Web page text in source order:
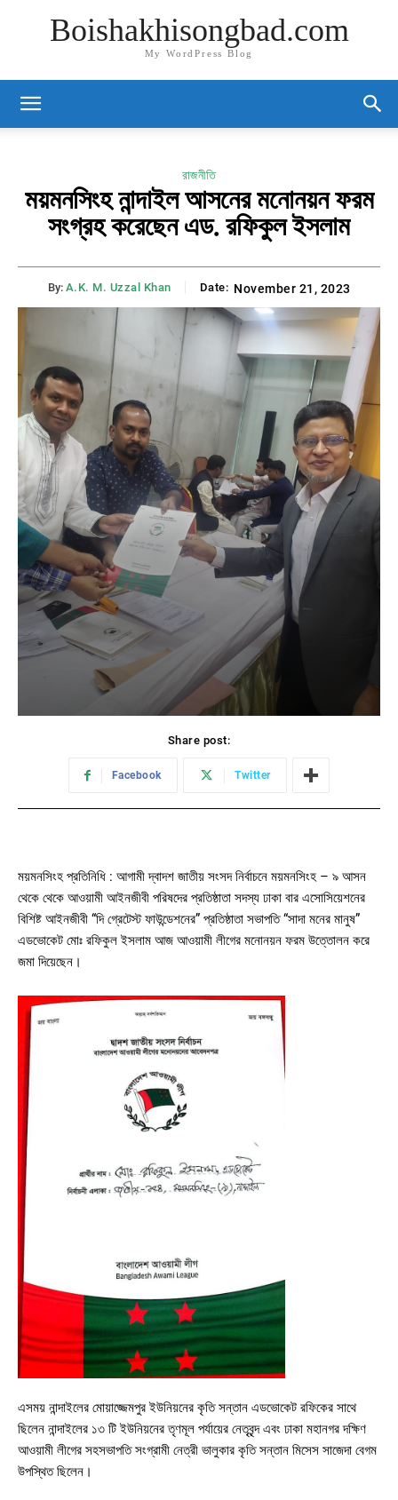
Boishakhisongbad.com
My WordPress Blog
রাজনীতি
ময়মনসিংহ নান্দাইল আসনের মনোনয়ন ফরম
সংগ্রহ করেছেন এড. রফিকুল ইসলাম
By: A.K. M. Uzzal Khan Date: November 21, 2023
Share post:
Facebook Twitter
ময়মনসিংহ প্রতিনিধি : আগামী দ্বাদশ জাতীয় সংসদ নির্বাচনে ময়মনসিংহ – ৯ আসন
থেকে থেকে আওয়ামী আইনজীবী পরিষদের প্রতিষ্ঠাতা সদস্য ঢাকা বার এসোসিয়েশনের
বিশিষ্ট আইনজীবী “দি গ্রেটেস্ট ফাউন্ডেশনের” প্রতিষ্ঠাতা সভাপতি “সাদা মনের মানুষ”
এডভোকেট মোঃ রফিকুল ইসলাম আজ আওয়ামী লীগের মনোনয়ন ফরম উত্তোলন করে
জমা দিয়েছেন।
এসময় নান্দাইলের মোয়াজ্জেমপুর ইউনিয়নের কৃতি সন্তান এডভোকেট রফিকের সাথে
ছিলেন নান্দাইলের ১৩ টি ইউনিয়নের তৃণমূল পর্যায়ের নেতৃবৃন্দ এবং ঢাকা মহানগর দক্ষিণ
আওয়ামী লীগের সহসভাপতি সংগ্রামী নেত্রী ভালুকার কৃতি সন্তান মিসেস সাজেদা বেগম
উপস্থিত ছিলেন।